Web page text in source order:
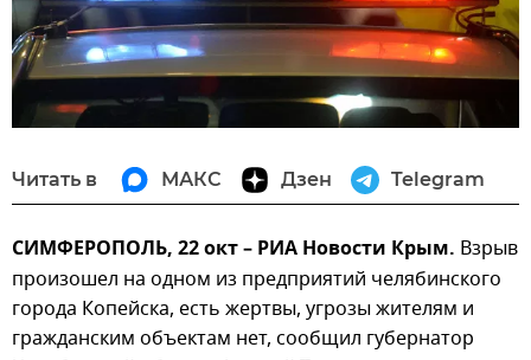
Читать в МАКС Дзен Telegram
СИМФЕРОПОЛЬ, 22 окт – РИА Новости Крым. Взрыв
произошел на одном из предприятий челябинского
города Копейска, есть жертвы, угрозы жителям и
гражданским объектам нет, сообщил губернатор